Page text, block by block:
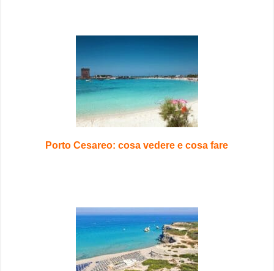
Porto Cesareo: cosa vedere e cosa fare